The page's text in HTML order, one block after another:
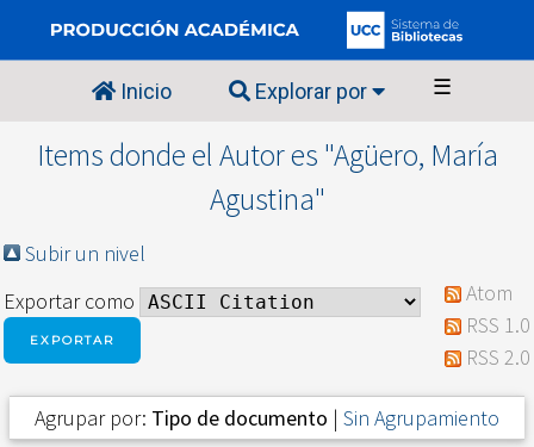
Inicio Explorar por ☰
Items donde el Autor es "Agüero, María
Agustina"
Subir un nivel
Exportar como
Atom
RSS 1.0
RSS 2.0
Agrupar por: Tipo de documento | Sin Agrupamiento